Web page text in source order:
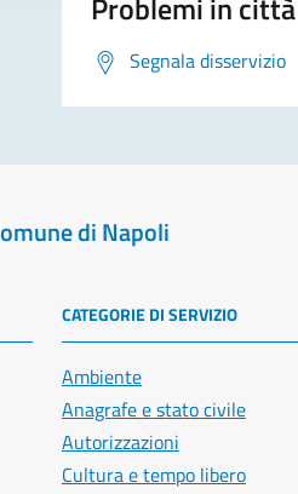
Segnala disservizio
di Napoli
CATEGORIE DI SERVIZIO
Ambiente
Anagrafe e stato civile
Autorizzazioni
Cultura e tempo libero